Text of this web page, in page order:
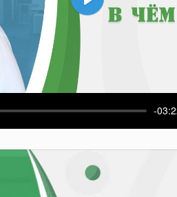
-
Воспроизвести